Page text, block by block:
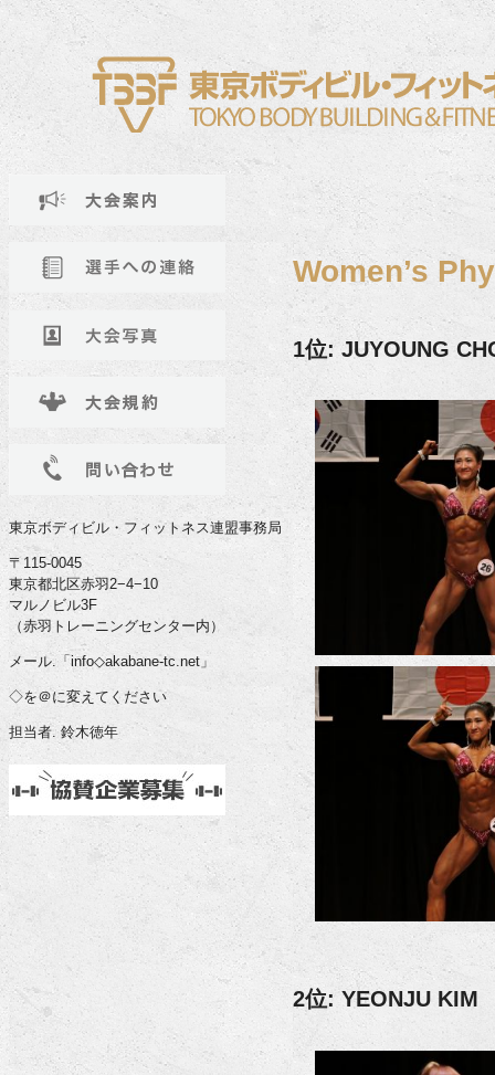
東京ボディビル・フィットネス連盟事務局
〒115-0045
東京都北区赤羽2−4−10
マルノビル3F
（赤羽トレーニングセンター内）
メール.「info◇akabane-tc.net」
◇を＠に変えてください
担当者. 鈴木徳年
Women’s
1位: JUYOUNG
2位: YEONJU KIM